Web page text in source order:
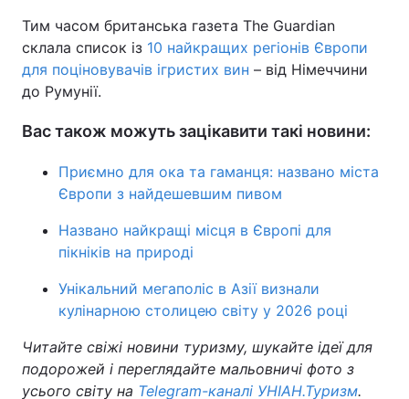
Тим часом британська газета The Guardian
склала список із 10 найкращих регіонів Європи
для поціновувачів ігристих вин – від Німеччини
до Румунії.
Вас також можуть зацікавити такі новини:
Приємно для ока та гаманця: названо міста
Європи з найдешевшим пивом
Названо найкращі місця в Європі для
пікніків на природі
Унікальний мегаполіс в Азії визнали
кулінарною столицею світу у 2026 році
Читайте свіжі новини туризму, шукайте ідеї для
подорожей і переглядайте мальовничі фото з
усього світу на Telegram-каналі УНІАН.Туризм.